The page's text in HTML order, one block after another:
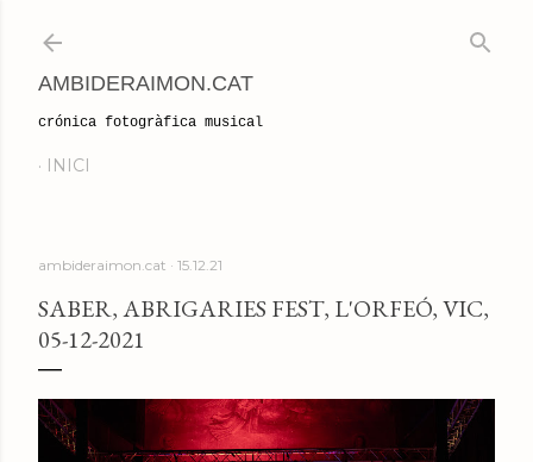
AMBIDERAIMON.CAT
crónica fotogràfica musical
INICI
ambideraimon.cat 15.12.21
SABER, ABRIGARIES FEST, L'ORFEÓ, VIC,
05-12-2021